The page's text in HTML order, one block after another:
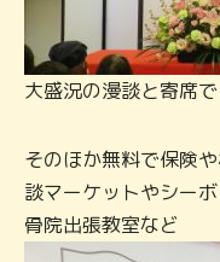
大盛況の漫談と寄席で
そのほか無料で保険
談マーケットやシー
骨院出張教室など